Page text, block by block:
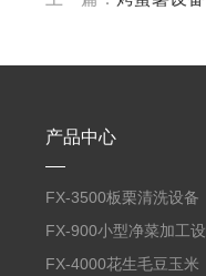
产品中心
FX-3500板栗清洗设备
全自动气泡清洗机
FX-900小型净菜加工设
备野菜清洗机
FX-4000花生毛豆玉米